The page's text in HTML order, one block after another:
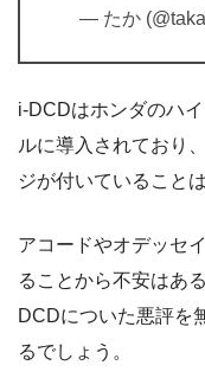
— たか
i-DCDはホンダのハ
ルに導入されており
ジが付いていること
アコードやオデッセ
ることから不安はあ
DCDについた悪評を
るでしょう。